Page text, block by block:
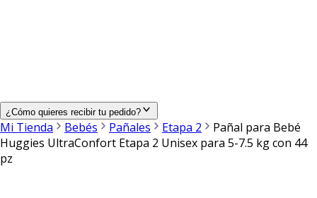
¿Cómo quieres recibir tu pedido?
Mi Tienda Bebés Pañales Etapa 2
Pañal para Bebé
Huggies UltraConfort Etapa 2 Unisex para 5-7.5 kg con 44
pz